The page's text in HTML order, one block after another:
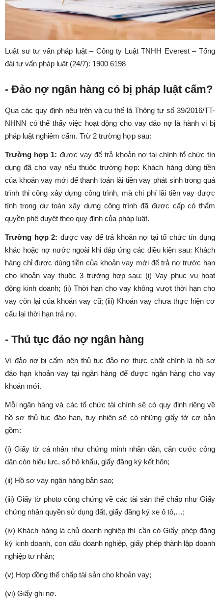
Luật sư tư vấn pháp luật – Công ty Luật TNHH Everest – Tổng
đài tư vấn pháp luật (24/7): 1900 6198
- Đảo nợ ngân hàng có bị pháp luật cấm?
Qua các quy định nêu trên và cụ thể là Thông tư số 39/2016/TT-
NHNN có thể thấy việc hoạt động cho vay đảo nợ là hành vi bị
pháp luật nghiêm cấm. Trừ 2 trường hợp sau:
Trường hợp 1: được vay để trả khoản nợ tại chính tổ chức tín
dụng đã cho vay nếu thuộc trường hợp: Khách hàng dùng tiền
của khoản vay mới để thanh toán lãi tiền vay phát sinh trong quá
trình thi công xây dựng công trình, mà chi phí lãi tiền vay được
tính trong dự toán xây dựng công trình đã được cấp có thẩm
quyền phê duyệt theo quy định của pháp luật.
Trường hợp 2: được vay để trả khoản nợ tại tổ chức tín dụng
khác hoặc nợ nước ngoài khi đáp ứng các điều kiện sau: Khách
hàng chỉ được dùng tiền của khoản vay mới để trả nợ trước hạn
cho khoản vay thuộc 3 trường hợp sau: (i) Vay phục vụ hoạt
động kinh doanh; (ii) Thời hạn cho vay không vượt thời hạn cho
vay còn lại của khoản vay cũ; (iii) Khoản vay chưa thực hiện cơ
cấu lại thời hạn trả nợ.
- Thủ tục đảo nợ ngân hàng
Vì đảo nợ bị cấm nên thủ tục đảo nợ thực chất chính là hồ sơ
đáo hạn khoản vay tại ngân hàng để được ngân hàng cho vay
khoản mới.
Mỗi ngân hàng và các tổ chức tài chính sẽ có quy định riêng về
hồ sơ thủ tục đáo hạn, tuy nhiên sẽ có những giấy tờ cơ bản
gồm:
(i) Giấy tờ cá nhân như chứng minh nhân dân, căn cước công
dân còn hiệu lực, sổ hộ khẩu, giấy đăng ký kết hôn;
(ii) Hồ sơ vay ngân hàng bản sao;
(iii) Giấy tờ photo công chứng về các tài sản thế chấp như Giấy
chứng nhân quyền sử dụng đất, giấy đăng ký xe ô tô,…;
(iv) Khách hàng là chủ doanh nghiệp thì cần có Giấy phép đăng
ký kinh doanh, con dấu doanh nghiệp, giấy phép thành lập doanh
nghiệp tư nhân;
(v) Hợp đồng thế chấp tài sản cho khoản vay;
(vi) Giấy ghi nợ.